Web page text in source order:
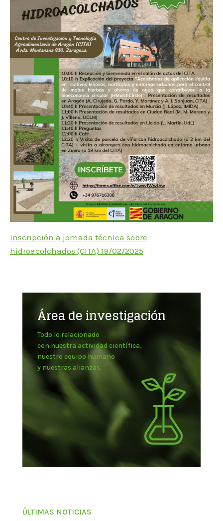
Inscripción a jornada técnica sobre
hidroacolchados (CITA) 19/02/2025
Área de investigación
Todo lo relacionado
con nuestra actividad científica,
nuestro equipo humano
y nuestras alianzas.
ÚLTIMAS NOTICIAS